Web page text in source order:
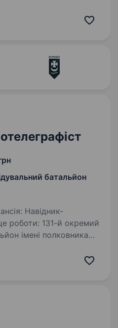
(джойстики,
батальйон
роботи: 131-й окремий
імені полковника